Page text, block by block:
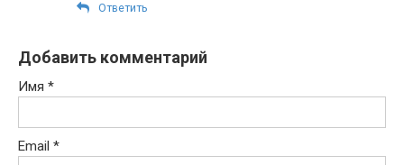
Ответить
Добавить комментарий
Имя *
Email *